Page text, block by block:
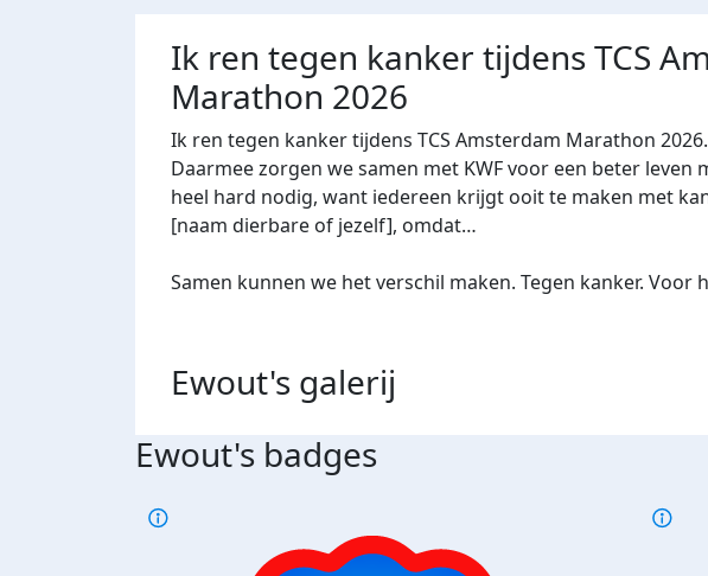
Ik ren tegen kanker tijdens TCS
Marathon 2026
Ik ren tegen kanker tijdens TCS Amsterdam Marathon
Daarmee zorgen we samen met KWF voor een beter leven
heel hard nodig, want iedereen krijgt ooit te maken met
[naam dierbare of jezelf], omdat…
Samen kunnen we het verschil maken. Tegen kanker. Voor
Ewout's galerij
Ewout's badges